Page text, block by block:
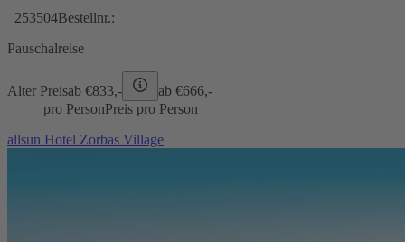
253504Bestellnr.:
Pauschalreise
Alter Preisab €833,- ab €666,-
pro PersonPreis pro Person
allsun Hotel Zorbas Village